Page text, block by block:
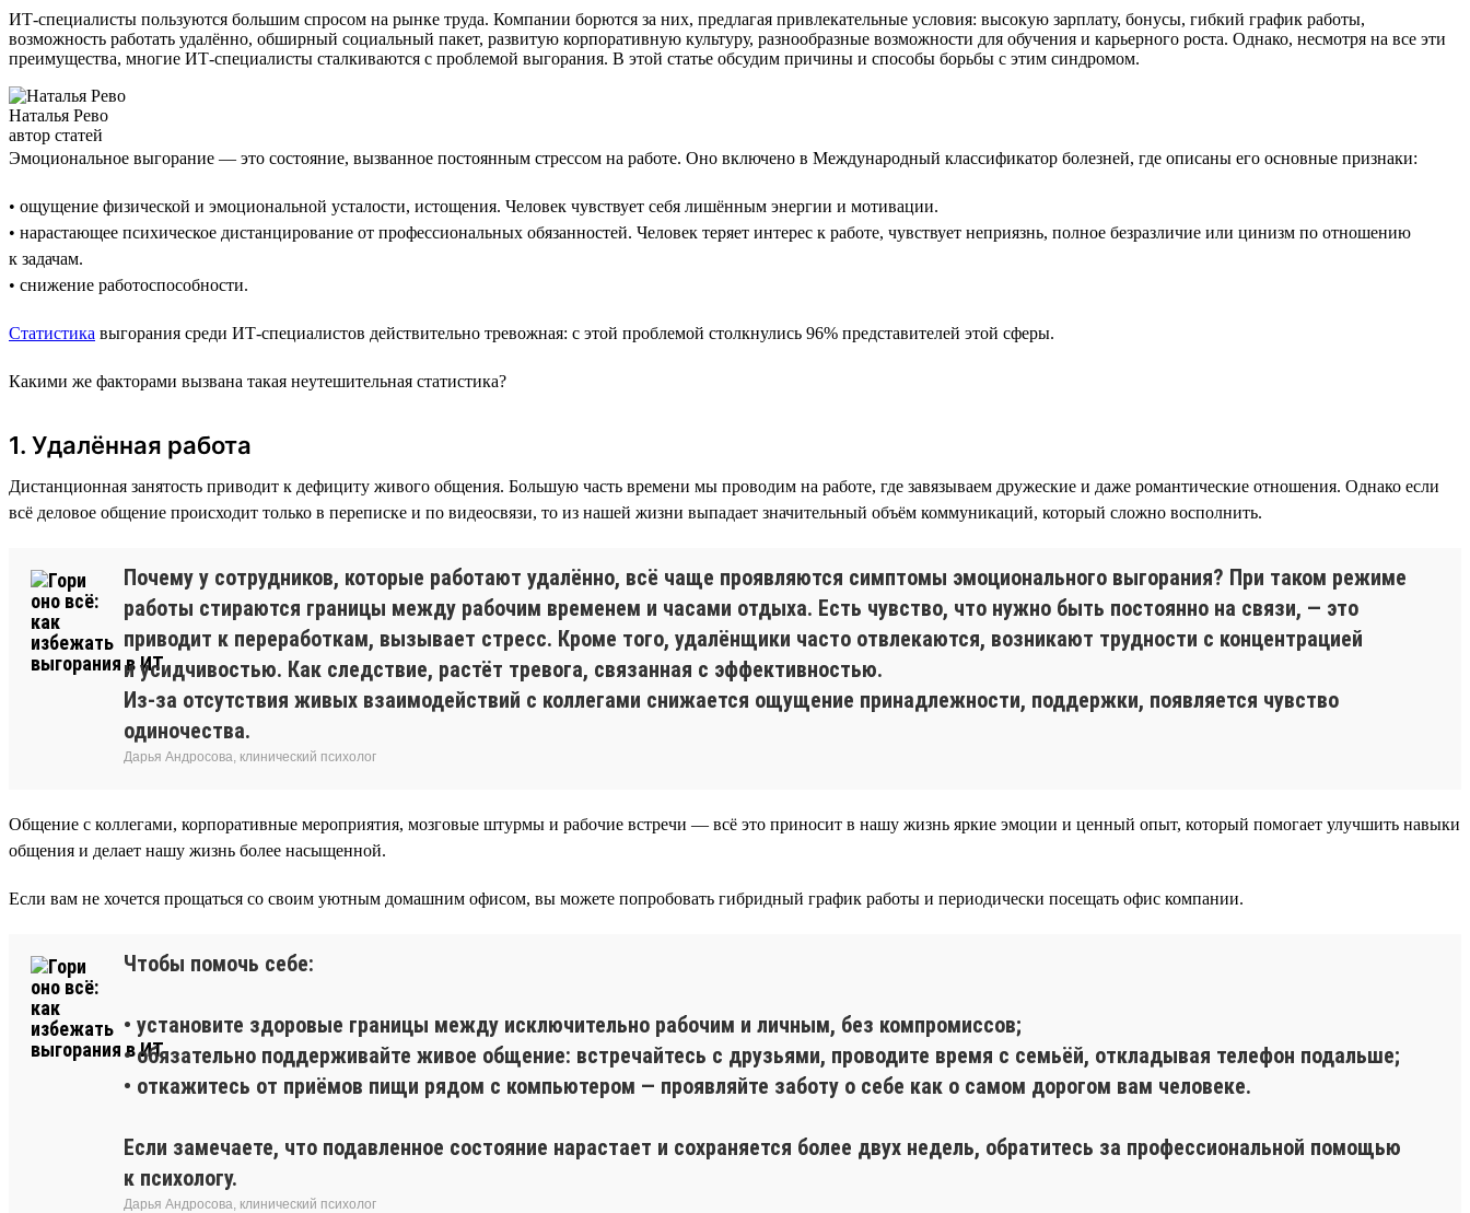
ИТ-специалисты пользуются большим спросом на рынке труда. Компании борются за них, предлагая привлекательные условия: высокую зарплату, бонусы, гибкий график работы,
возможность работать удалённо, обширный социальный пакет, развитую корпоративную культуру, разнообразные возможности для обучения и карьерного роста. Однако, несмотря на все эти
преимущества, многие ИТ-специалисты сталкиваются с проблемой выгорания. В этой статье обсудим причины и способы борьбы с этим синдромом.
Наталья Рево
автор статей
Эмоциональное выгорание — это состояние, вызванное постоянным стрессом на работе. Оно включено в Международный классификатор болезней, где описаны его основные признаки:
• ощущение физической и эмоциональной усталости, истощения. Человек чувствует себя лишённым энергии и мотивации.
• нарастающее психическое дистанцирование от профессиональных обязанностей. Человек теряет интерес к работе, чувствует неприязнь, полное безразличие или цинизм по отношению
к задачам.
• снижение работоспособности.
Статистика выгорания среди ИТ-специалистов действительно тревожная: с этой проблемой столкнулись 96% представителей этой сферы.
Какими же факторами вызвана такая неутешительная статистика?
1. Удалённая работа
Дистанционная занятость приводит к дефициту живого общения. Большую часть времени мы проводим на работе, где завязываем дружеские и даже романтические отношения. Однако если
всё деловое общение происходит только в переписке и по видеосвязи, то из нашей жизни выпадает значительный объём коммуникаций, который сложно восполнить.
Почему у сотрудников, которые работают удалённо, всё чаще проявляются симптомы эмоционального выгорания? При таком режиме
работы стираются границы между рабочим временем и часами отдыха. Есть чувство, что нужно быть постоянно на связи, — это
приводит к переработкам, вызывает стресс. Кроме того, удалёнщики часто отвлекаются, возникают трудности с концентрацией
и усидчивостью. Как следствие, растёт тревога, связанная с эффективностью.
Из-за отсутствия живых взаимодействий с коллегами снижается ощущение принадлежности, поддержки, появляется чувство
одиночества.
Дарья Андросова, клинический психолог
Общение с коллегами, корпоративные мероприятия, мозговые штурмы и рабочие встречи — всё это приносит в нашу жизнь яркие эмоции и ценный опыт, который помогает улучшить навыки
общения и делает нашу жизнь более насыщенной.
Если вам не хочется прощаться со своим уютным домашним офисом, вы можете попробовать гибридный график работы и периодически посещать офис компании.
Чтобы помочь себе:
• установите здоровые границы между исключительно рабочим и личным, без компромиссов;
• обязательно поддерживайте живое общение: встречайтесь с друзьями, проводите время с семьёй, откладывая телефон подальше;
• откажитесь от приёмов пищи рядом с компьютером — проявляйте заботу о себе как о самом дорогом вам человеке.
Если замечаете, что подавленное состояние нарастает и сохраняется более двух недель, обратитесь за профессиональной помощью
к психологу.
Дарья Андросова, клинический психолог